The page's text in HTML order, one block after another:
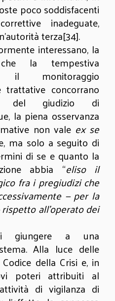
poco soddisfacenti
inadeguate,
terza[34].
interessano, la
la tempestiva
il monitoraggio
trattative concorrano
del giudizio di
la piena osservanza
non vale ex se
ma solo a seguito di
di se e quanto la
abbia “eliso il
fra i pregiudizi che
— per la
all’operato dei
giungere a una
Alla luce delle
della Crisi e, in
poteri attribuiti al
di vigilanza di